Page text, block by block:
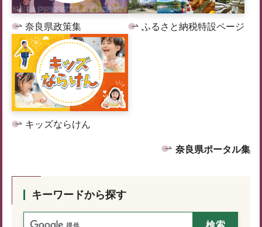
奈良県政策集 ふるさと納税特設ページ
キッズならけん
奈良県ポータル集
キーワードから探す